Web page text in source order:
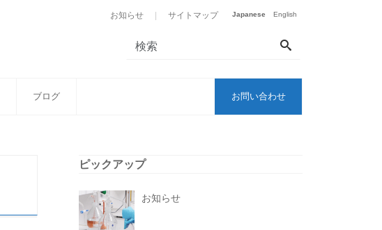
Japanese English
お知らせ サイトマップ
ブログ お問い合わせ
ピックアップ
お知らせ